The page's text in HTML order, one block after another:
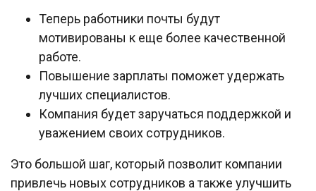
Теперь работники почты будут
мотивированы к еще более качественной
работе.
Повышение зарплаты поможет удержать
лучших специалистов.
Компания будет заручаться поддержкой и
уважением своих сотрудников.
Это большой шаг, который позволит компании
привлечь новых сотрудников а также улучшить